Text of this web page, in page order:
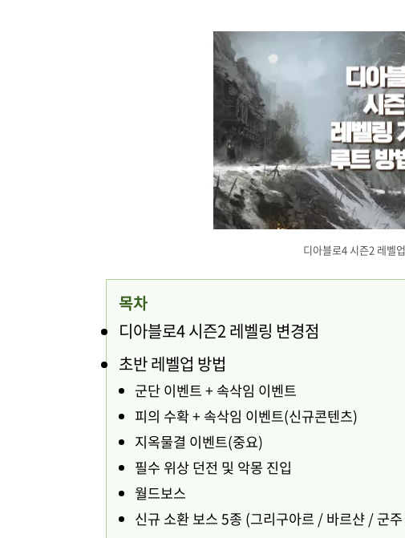
디아블로4 시즌2 레벨
목차
디아블로4 시즌2 레벨링 변경점
초반 레벨업 방법
군단 이벤트 + 속삭임 이벤트
피의 수확 + 속삭임 이벤트(신규콘텐츠)
지옥물결 이벤트(중요)
필수 위상 던전 및 악몽 진입
월드보스
신규 소환 보스 5종 (그리구아르 / 바르샨 / 군